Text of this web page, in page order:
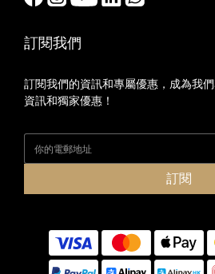
訂閱我們
訂閱我們的資訊和專屬優惠，成為我
資訊和獨家優惠！
訂閱